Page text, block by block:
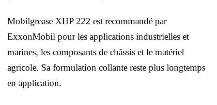
Mobilgrease XHP 222 est recommandé par
ExxonMobil pour les applications industrielles et
marines, les composants de châssis et le matériel
agricole. Sa formulation collante reste plus longtemps
en application.